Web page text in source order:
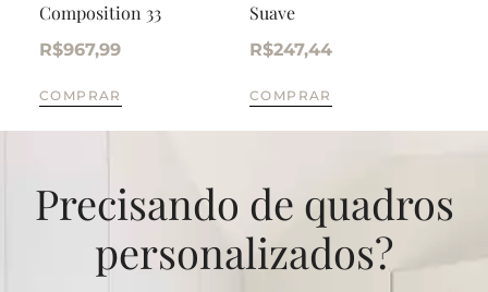
Composition 33
R$967,99
COMPRAR
Suave
R$247,44
COMPRAR
Precisando de quadros
personalizados?